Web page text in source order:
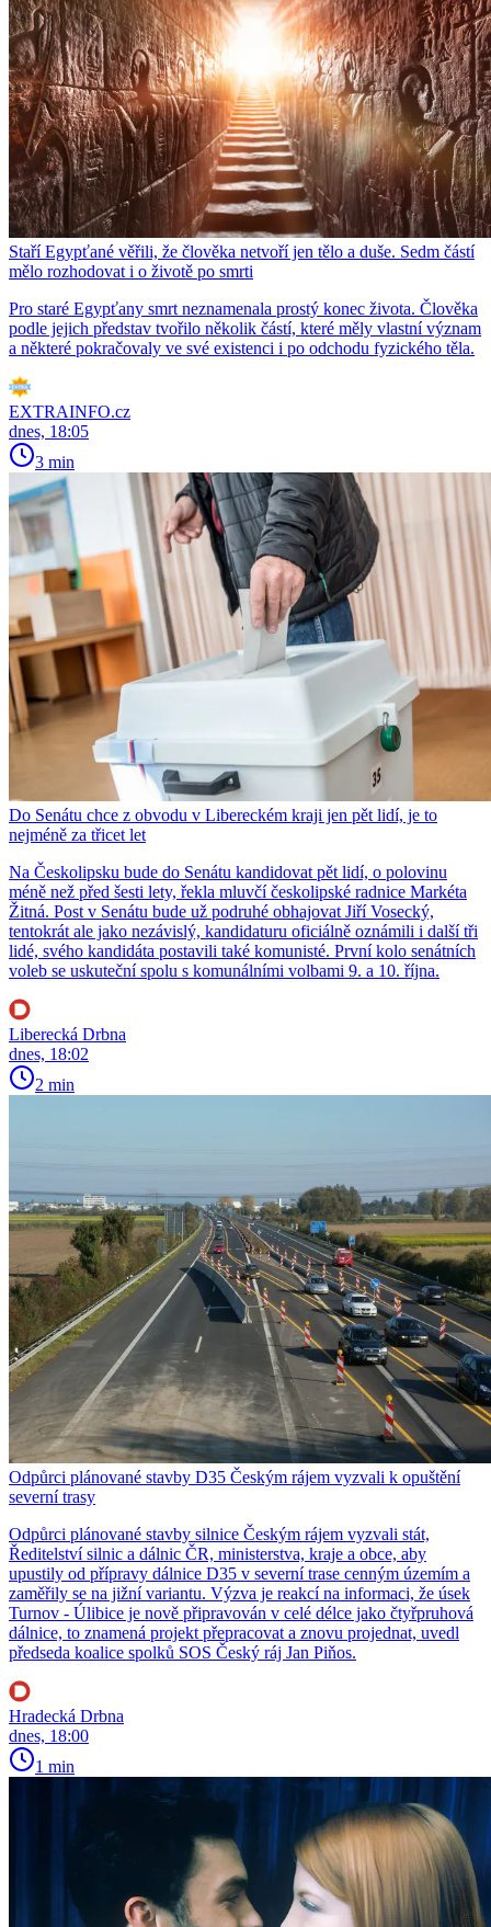
Staří Egypťané věřili, že člověka netvoří jen tělo a duše. Sedm částí
mělo rozhodovat i o životě po smrti
Pro staré Egypťany smrt neznamenala prostý konec života. Člověka
podle jejich představ tvořilo několik částí, které měly vlastní význam
a některé pokračovaly ve své existenci i po odchodu fyzického těla.
EXTRAINFO.cz
dnes, 18:05
3 min
Do Senátu chce z obvodu v Libereckém kraji jen pět lidí, je to
nejméně za třicet let
Na Českolipsku bude do Senátu kandidovat pět lidí, o polovinu
méně než před šesti lety, řekla mluvčí českolipské radnice Markéta
Žitná. Post v Senátu bude už podruhé obhajovat Jiří Vosecký,
tentokrát ale jako nezávislý, kandidaturu oficiálně oznámili i další tři
lidé, svého kandidáta postavili také komunisté. První kolo senátních
voleb se uskuteční spolu s komunálními volbami 9. a 10. října.
Liberecká Drbna
dnes, 18:02
2 min
Odpůrci plánované stavby D35 Českým rájem vyzvali k opuštění
severní trasy
Odpůrci plánované stavby silnice Českým rájem vyzvali stát,
Ředitelství silnic a dálnic ČR, ministerstva, kraje a obce, aby
upustily od přípravy dálnice D35 v severní trase cenným územím a
zaměřily se na jižní variantu. Výzva je reakcí na informaci, že úsek
Turnov - Úlibice je nově připravován v celé délce jako čtyřpruhová
dálnice, to znamená projekt přepracovat a znovu projednat, uvedl
předseda koalice spolků SOS Český ráj Jan Piňos.
Hradecká Drbna
dnes, 18:00
1 min